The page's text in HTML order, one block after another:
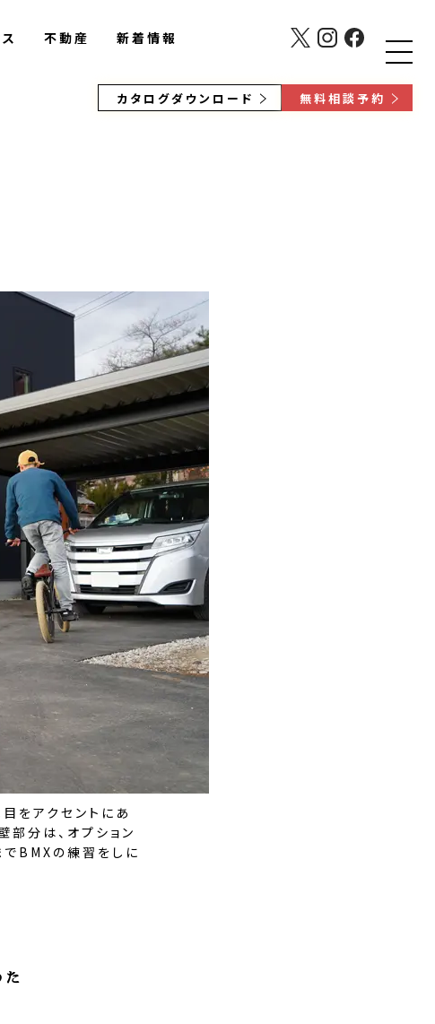
不動産 新着情報
カタログダウンロード 無料相談予約
をアクセントにあ
部分は、オプション
でBMXの練習をしに